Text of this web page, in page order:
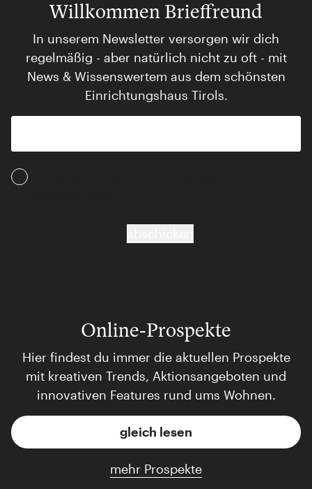
Willkommen Brieffreund
In unserem Newsletter versorgen wir dich
regelmäßig - aber natürlich nicht zu oft - mit
News & Wissenswertem aus dem schönsten
Einrichtungshaus Tirols.
Online-Prospekte
Hier findest du immer die aktuellen Prospekte
mit kreativen Trends, Aktionsangeboten und
innovativen Features rund ums Wohnen.
gleich lesen
mehr Prospekte